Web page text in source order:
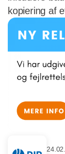
kopiering af